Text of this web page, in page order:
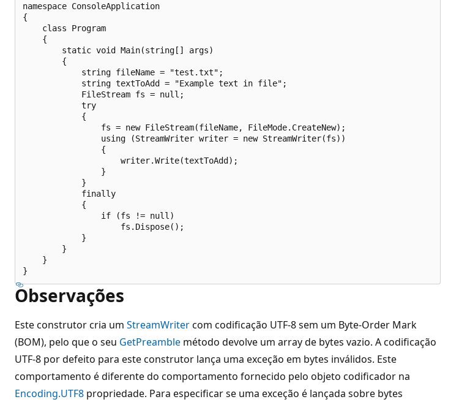
namespace ConsoleApplication
{
    class Program
    {
        static void Main(string[] args)
        {
            string fileName = "test.txt";
            string textToAdd = "Example text in file";
            FileStream fs = null;
            try
            {
                fs = new FileStream(fileName, FileMode.CreateNew);
                using (StreamWriter writer = new StreamWriter(fs))
                {
                    writer.Write(textToAdd);
                }
            }
            finally
            {
                if (fs != null)
                    fs.Dispose();
            }
        }
    }
Observações
Este construtor cria um StreamWritercom codificação UTF-8 sem um Byte-Order Mark
(BOM), pelo que o seu GetPreamble método devolve um array de bytes vazio. A codificação
UTF-8 por defeito para este construtor lança uma exceção em bytes inválidos. Este
comportamento é diferente do comportamento fornecido pelo objeto codificador na
Encoding.UTF8 propriedade. Para especificar se uma exceção é lançada sobre bytes